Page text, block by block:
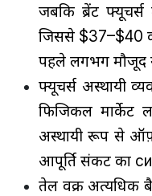
जबकि ब्रेंट
जिससे $37–$40
पहले लगभग मौजूद
फ्यूचर्स अस्थायी
फिजिकल मार्केट
अस्थायी रूप से
आपूर्ति संकट का
तेल वक्र अत्यधिक